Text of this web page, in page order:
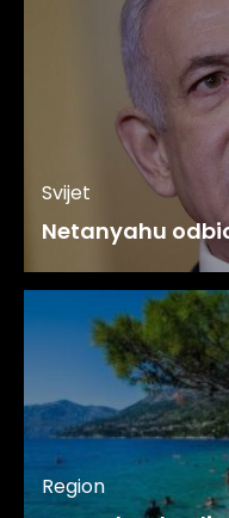
Svijet
Netanyahu
Region